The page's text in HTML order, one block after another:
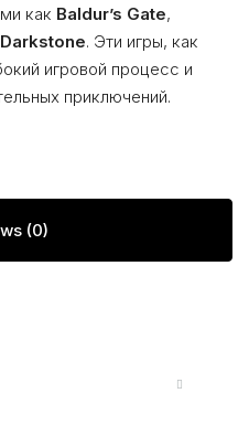
как Baldur’s Gate,
Darkstone. Эти игры, как
игровой процесс и
приключений.
(0)